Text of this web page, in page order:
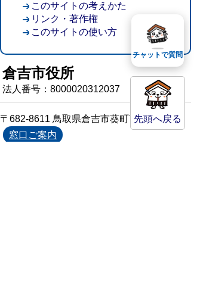
先頭へ戻る
このサイトの考えかた
リンク・著作権
このサイトの使い方
倉吉市役所
法人番号：8000020312037
〒682-8611 鳥取県倉吉市葵町722
窓口ご案内
チャットで質問